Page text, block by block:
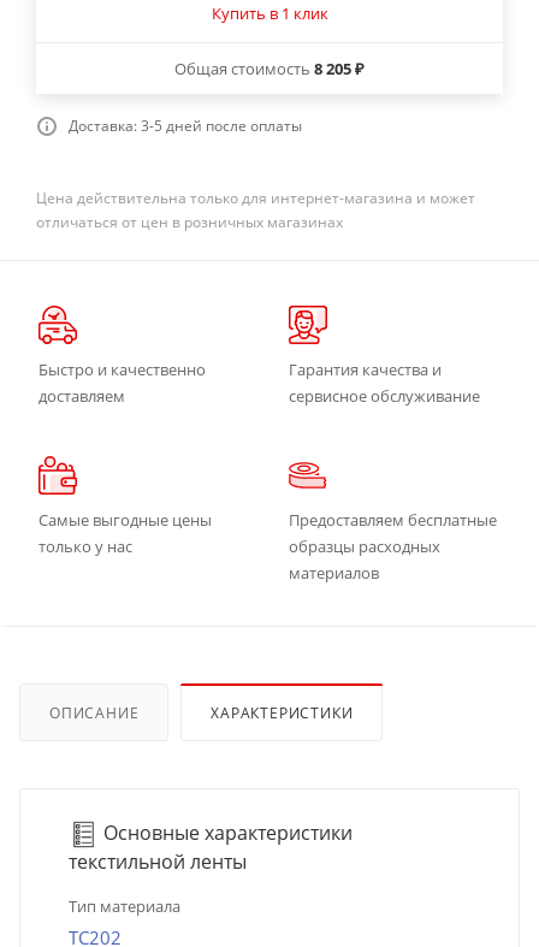
Купить в 1 клик
Общая стоимость 8 205 ₽
Доставка: 3-5 дней после оплаты
Цена действительна только для интернет-магазина и может
отличаться от цен в розничных магазинах
Быстро и качественно
доставляем
Гарантия качества и
сервисное обслуживание
Самые выгодные цены
только у нас
Предоставляем бесплатные
образцы расходных
материалов
ОПИСАНИЕ ХАРАКТЕРИСТИКИ
Основные характеристики
текстильной ленты
Тип материала
TC202